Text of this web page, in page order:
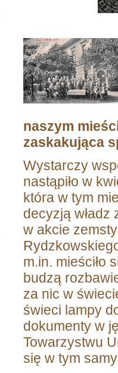
naszym
zaskakująca
Wystarczy
nastąpiło w
która w tym
decyzją władz
w akcie
m.in. mieściło
budzą
za nic w
świeci lampy
dokumenty w
Towarzystwu
się w tym